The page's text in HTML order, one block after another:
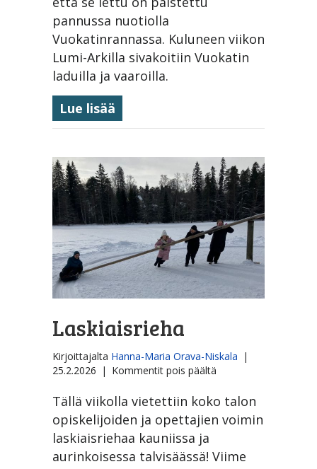
pannussa nuotiolla
Vuokatinrannassa. Kuluneen viikon
Lumi-Arkilla sivakoitiin Vuokatin
laduilla ja vaaroilla.
Lue lisää
Laskiaisrieha
Kirjoittajalta Hanna-Maria Orava-Niskala |
25.2.2026 | Kommentit pois päältä
Tällä viikolla vietettiin koko talon
opiskelijoiden ja opettajien voimin
laskiaisriehaa kauniissa ja
aurinkoisessa talvisäässä! Viime